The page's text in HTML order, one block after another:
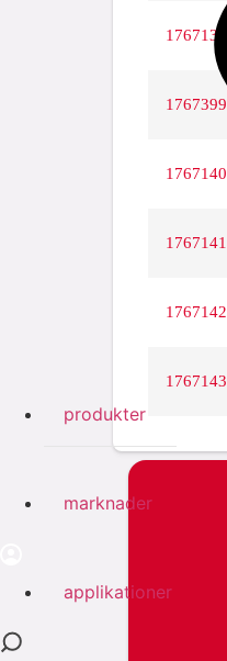
produkter
marknader
applikationer
1767139
1767399
1767140
1767141
1767142
1767143